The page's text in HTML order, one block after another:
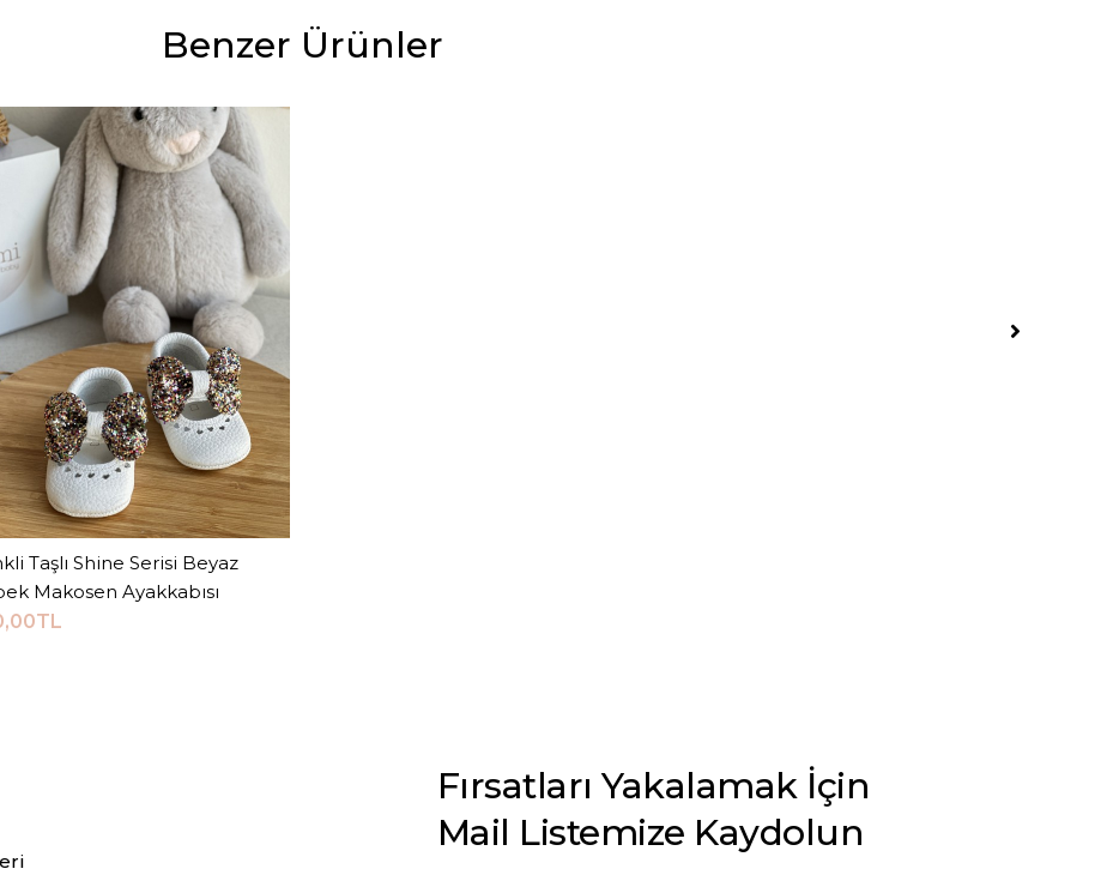
Benzer Ürünler
Sepete Ekle
Taşlı Shine Serisi Beyaz
Makosen Ayakkabısı
Fırsatları Yakalamak İçin
Mail Listemize Kaydolun